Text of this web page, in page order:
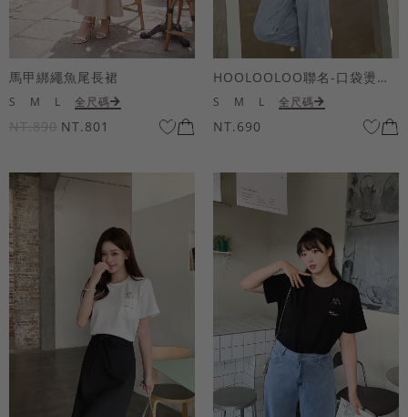
馬甲綁繩魚尾長裙
S M L 全尺碼
NT.890 NT.801
HOOLOOLOO聯名-口袋燙金KUKU熊短袖上衣
S M L 全尺碼
NT.690